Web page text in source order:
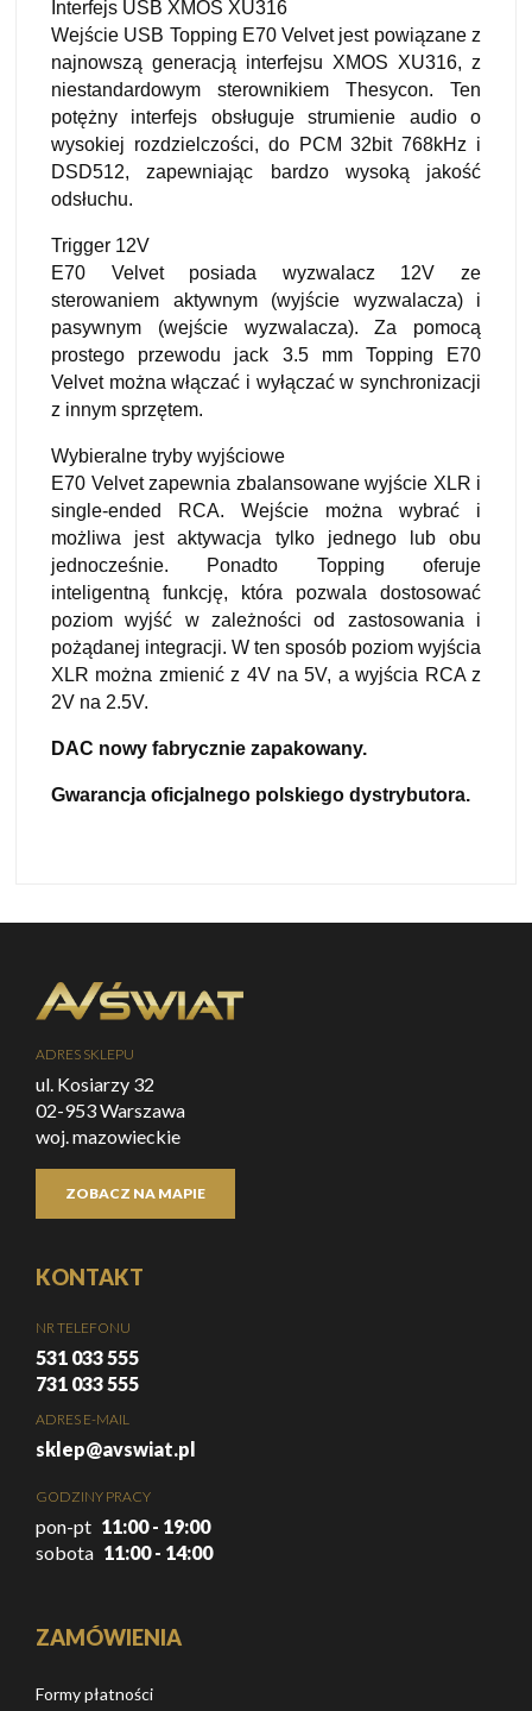
Interfejs USB XMOS XU316
Wejście USB Topping E70 Velvet jest powiązane z
najnowszą generacją interfejsu XMOS XU316, z
niestandardowym sterownikiem Thesycon. Ten
potężny interfejs obsługuje strumienie audio o
wysokiej rozdzielczości, do PCM 32bit 768kHz i
DSD512, zapewniając bardzo wysoką jakość
odsłuchu.
Trigger 12V
E70 Velvet posiada wyzwalacz 12V ze
sterowaniem aktywnym (wyjście wyzwalacza) i
pasywnym (wejście wyzwalacza). Za pomocą
prostego przewodu jack 3.5 mm Topping E70
Velvet można włączać i wyłączać w synchronizacji
z innym sprzętem.
Wybieralne tryby wyjściowe
E70 Velvet zapewnia zbalansowane wyjście XLR i
single-ended RCA. Wejście można wybrać i
możliwa jest aktywacja tylko jednego lub obu
jednocześnie. Ponadto Topping oferuje
inteligentną funkcję, która pozwala dostosować
poziom wyjść w zależności od zastosowania i
pożądanej integracji. W ten sposób poziom wyjścia
XLR można zmienić z 4V na 5V, a wyjścia RCA z
2V na 2.5V.
DAC nowy fabrycznie zapakowany.
Gwarancja oficjalnego polskiego dystrybutora.
ADRES SKLEPU
ul. Kosiarzy 32
02-953 Warszawa
woj. mazowieckie
ZOBACZ NA MAPIE
KONTAKT
NR TELEFONU
531 033 555
731 033 555
ADRES E-MAIL
sklep@avswiat.pl
GODZINY PRACY
pon-pt 11:00 - 19:00
sobota 11:00 - 14:00
ZAMÓWIENIA
Formy płatności